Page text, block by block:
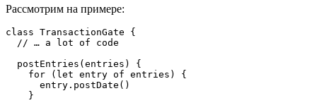
Рассмотрим на примере:
class TransactionGate {
// … a lot of code
postEntries(entries) {
for (let entry of entries) {
entry.postDate()
}